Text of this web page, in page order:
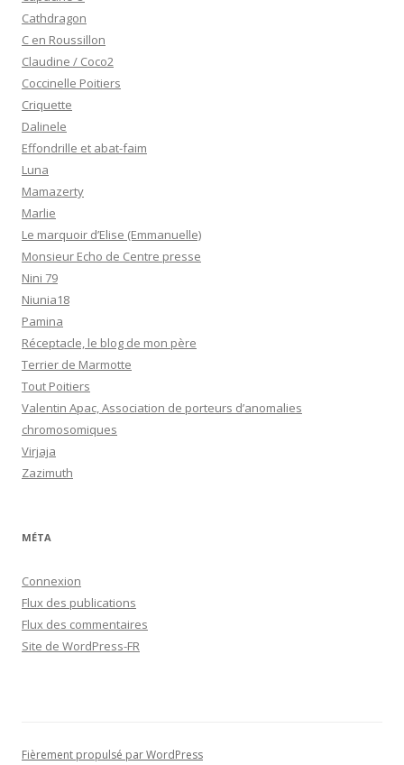
Cathdragon
C en Roussillon
Claudine / Coco2
Coccinelle Poitiers
Criquette
Dalinele
Effondrille et abat-faim
Luna
Mamazerty
Marlie
Le marquoir d’Elise (Emmanuelle)
Monsieur Echo de Centre presse
Nini 79
Niunia18
Pamina
Réceptacle, le blog de mon père
Terrier de Marmotte
Tout Poitiers
Valentin Apac, Association de porteurs d’anomalies
chromosomiques
Virjaja
Zazimuth
MÉTA
Connexion
Flux des publications
Flux des commentaires
Site de WordPress-FR
Fièrement propulsé par WordPress